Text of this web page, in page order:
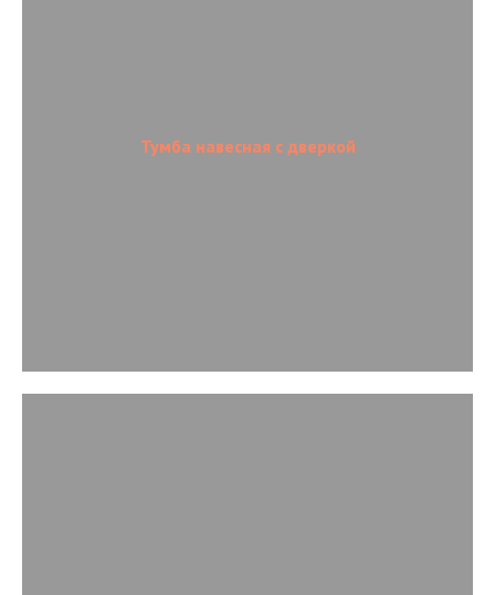
Тумба навесная с дверкой